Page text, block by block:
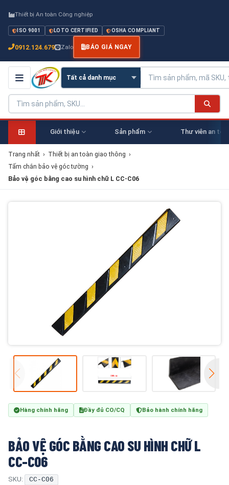
Thiết bị An toàn Công nghiệp
ISO 9001 LOTO CERTIFIED OSHA COMPLIANT
0912.124.679 Zalo BÁO GIÁ NGAY
Giới thiệu Sản phẩm Thư viên an
Trang nhất › Thiết bị an toàn giao thông ›
Tấm chắn bảo vệ góc tường ›
Bảo vệ góc bằng cao su hình chữ L CC-C06
Hàng chính hãng Đầy đủ CO/CQ Bảo hành chính hãng
BẢO VỆ GÓC BẰNG CAO SU HÌNH CHỮ L
CC-C06
SKU: CC-C06